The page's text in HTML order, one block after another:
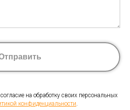
на обработку своих персональных
конфиденциальности.